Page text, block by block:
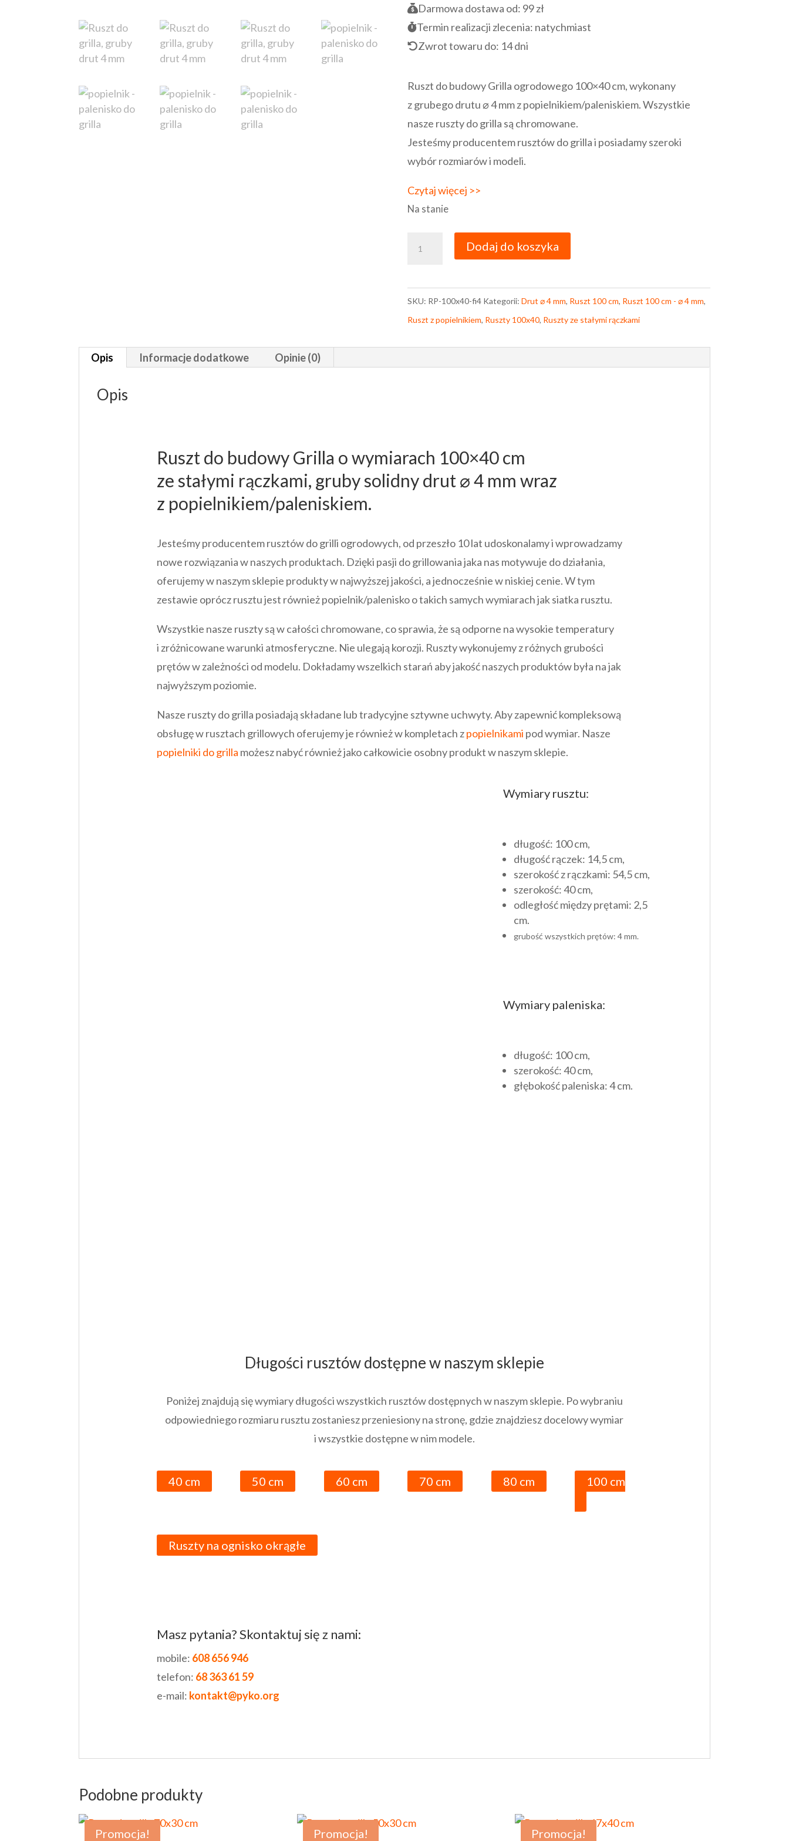
Darmowa dostawa od: 99 zł
Termin realizacji zlecenia: natychmiast
Zwrot towaru do: 14 dni
Ruszt do budowy Grilla ogrodowego 100×40 cm, wykonany
z grubego drutu ⌀ 4 mm z popielnikiem/paleniskiem. Wszystkie
nasze ruszty do grilla są chromowane.
Jesteśmy producentem rusztów do grilla i posiadamy szeroki
wybór rozmiarów i modeli.
Czytaj więcej >>
Na stanie
Grilla
100x40,
Popielnikiem
Dodaj do koszyka
SKU: RP-100x40-fi4 Kategorii: Drut ⌀ 4 mm, Ruszt 100 cm, Ruszt 100 cm - ⌀ 4 mm,
Ruszt z popielnikiem, Ruszty 100x40, Ruszty ze stałymi rączkami
Opis Informacje dodatkowe Opinie (0)
Opis
Ruszt do budowy Grilla o wymiarach 100×40 cm
ze stałymi rączkami, gruby solidny drut ⌀ 4 mm wraz
z popielnikiem/paleniskiem.
Jesteśmy producentem rusztów do grilli ogrodowych, od przeszło 10 lat udoskonalamy i wprowadzamy
nowe rozwiązania w naszych produktach. Dzięki pasji do grillowania jaka nas motywuje do działania,
oferujemy w naszym sklepie produkty w najwyższej jakości, a jednocześnie w niskiej cenie. W tym
zestawie oprócz rusztu jest również popielnik/palenisko o takich samych wymiarach jak siatka rusztu.
Wszystkie nasze ruszty są w całości chromowane, co sprawia, że są odporne na wysokie temperatury
i zróżnicowane warunki atmosferyczne. Nie ulegają korozji. Ruszty wykonujemy z różnych grubości
prętów w zależności od modelu. Dokładamy wszelkich starań aby jakość naszych produktów była na jak
najwyższym poziomie.
Nasze ruszty do grilla posiadają składane lub tradycyjne sztywne uchwyty. Aby zapewnić kompleksową
obsługę w rusztach grillowych oferujemy je również w kompletach zpopielnikami pod wymiar. Nasze
popielniki do grilla możesz nabyć również jako całkowicie osobny produkt w naszym sklepie.
Wymiary rusztu:
długość: 100 cm,
długość rączek: 14,5 cm,
szerokość z rączkami: 54,5 cm,
szerokość: 40 cm,
odległość między prętami: 2,5
cm.
grubość wszystkich prętów: 4 mm.
Wymiary paleniska:
długość: 100 cm,
szerokość: 40 cm,
głębokość paleniska: 4 cm.
Długości rusztów dostępne w naszym sklepie
Poniżej znajdują się wymiary długości wszystkich rusztów dostępnych w naszym sklepie. Po wybraniu
odpowiedniego rozmiaru rusztu zostaniesz przeniesiony na stronę, gdzie znajdziesz docelowy wymiar
i wszystkie dostępne w nim modele.
40 cm 50 cm 60 cm 70 cm 80 cm 100 cm
Ruszty na ognisko okrągłe
Masz pytania? Skontaktuj się z nami:
mobile: 608 656 946
telefon: 68 363 61 59
e-mail: kontakt@pyko.org
Podobne produkty
Promocja! Promocja! Promocja!